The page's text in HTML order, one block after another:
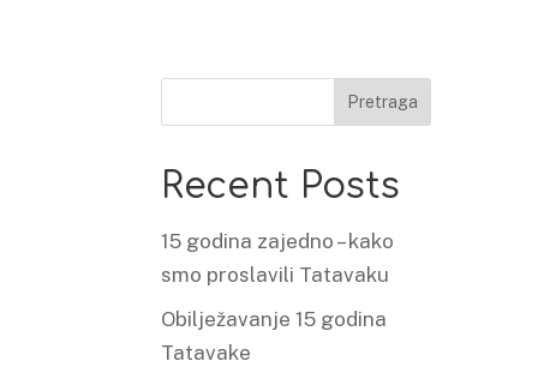
Pretraga
Recent Posts
15 godina zajedno – kako
smo proslavili Tatavaku
Obilježavanje 15 godina
Tatavake